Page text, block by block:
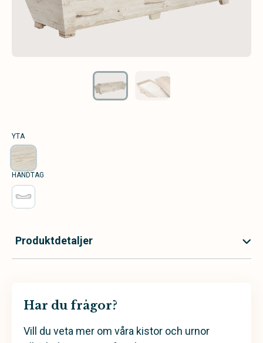
YTA
HANDTAG
Produktdetaljer
Har du frågor?
Vill du veta mer om våra kistor och urnor